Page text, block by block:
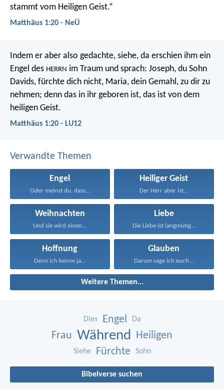
stammt vom Heiligen Geist.“
Matthäus 1:20 - NeÜ
Indem er aber also gedachte, siehe, da erschien ihm ein
Engel des HERRN im Traum und sprach: Joseph, du Sohn
Davids, fürchte dich nicht, Maria, dein Gemahl, zu dir zu
nehmen; denn das in ihr geboren ist, das ist von dem
heiligen Geist.
Matthäus 1:20 - LU12
Verwandte Themen
Engel
Oder meinst du, dass...
Heiliger Geist
Der Herr aber ist...
Weihnachten
Und sie wird einen...
Liebe
Die Liebe ist langmütig...
Hoffnung
Denn ich kenne ja...
Glauben
Darum sage ich euch...
Weitere Themen...
Dies Engel Da
Frau Während Heiligen
Siehe Fürchte Sohn
Bibelverse suchen